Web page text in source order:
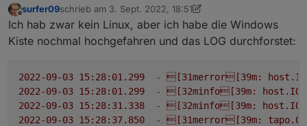
@tombox Ich hätte dir gerne LOGs gegeben,
das System war aber schon zerschossen
und ich konnte es nicht mehr starten.
Falls du das System nicht komplett neu aufgesetzt
schauen ob noch was davon da ist.
Offline
surfer09schrieb am 3. Sept. 2022, 18:51
zuletzt editiert von surfer099. März 2022, 21:15
Ich hab zwar kein Linux, aber ich habe die Windows
Kiste nochmal hochgefahren und das LOG durchforstet:
2022-09-03 15:28:01.299 - [31merror[39m:
2022-09-03 15:28:01.299
- [32minfo[39m:
2022-09-03 15:28:31.338
- [32minfo[39m:
2022-09-03 15:28:37.850
- [31merror[39m: tapo.0